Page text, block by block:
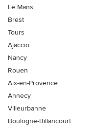
Le Mans
Brest
Tours
Ajaccio
Nancy
Rouen
Aix-en-Provence
Annecy
Villeurbanne
Boulogne-Billancourt